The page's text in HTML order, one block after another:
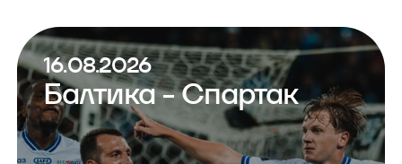
16.08.2026
Балтика - Спартак